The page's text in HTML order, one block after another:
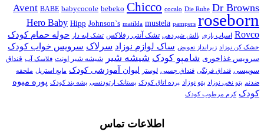
Avent BABE babycocole bebeko Chicco cocalo Die Ruhe Dr Browns
Hero Baby Hipp Johnson`s matilda mustela pampers roseborn
Rovco اسباب بازی بالش شیردهی تشک آنتی رفلاکس تشک لبه دار حوله حمام کودک
خشک کن نوزاد زیرانداز تعویض ساک لوازم نوزاد سرلاک سرویس خواب کودک
سرویس غذاخوری شامپو کودک شیشه شیر شیشه شیر اونت فلاسک آب قنداق
سوییسی قنداق فرنگی قنداق چسبی لوستر لیوان آموزشی کودک مایع استریل ملحفه
ضدنم پتو نخی نوزاد پتو نوزاد پرده اتاق کودک پستانک ارتودنسی پشه بند کودک پوره میوه
کودک کرم مرطوب کودک
اطلاعات تماس